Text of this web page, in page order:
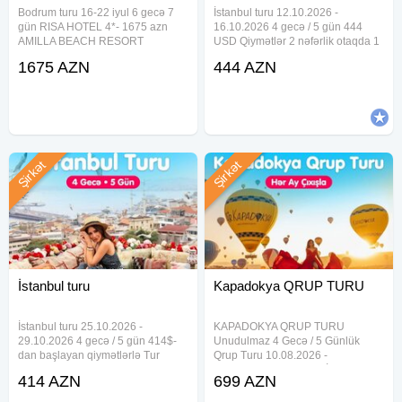
Bodrum turu 16-22 iyul 6 gecə 7
gün RISA HOTEL 4*- 1675 azn
AMILLA BEACH RESORT
CLUB) 4*- 1940 azn SOLANA BY
1675 AZN
İstanbul turu 12.10.2026 -
16.10.2026 4 gecə / 5 gün 444
USD Qiymətlər 2 nəfərlik otaqda 1
Tur paketə daxildir Otelde
444 AZN
İstanbul turu
İstanbul turu 25.10.2026 -
29.10.2026 4 gecə / 5 gün 414$-
dan başlayan qiymətlərlə Tur
Səhər yeməyi Otel daxili xidmətlər
Şirkət
414 AZN
Kapadokya QRUP TURU
KAPADOKYA QRUP TURU
Unudulmaz 4 Gecə / 5 Günlük
Qrup Turu 10.08.2026 -
ödəniş: 50% - Növbəti Tarixlər 19-
Şirkət
699 AZN